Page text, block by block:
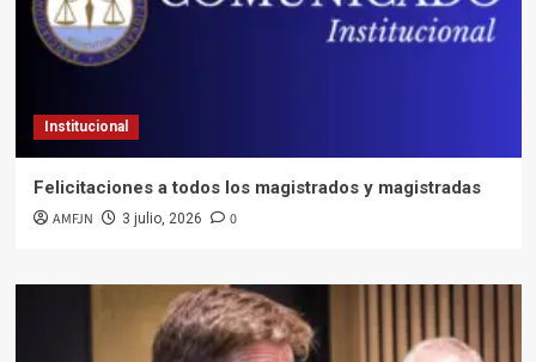
Institucional
Felicitaciones a todos los magistrados y magistradas
AMFJN 3 julio, 2026 0